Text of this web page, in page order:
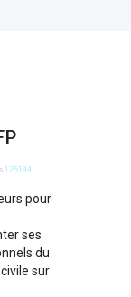
125194
pour
ses
du
sur